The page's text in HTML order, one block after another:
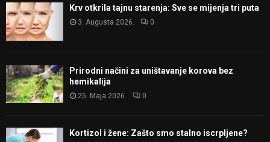
Krv otkrila tajnu starenja: Sve se mijenja tri puta
3. Augusta 2026. 0
Prirodni načini za uništavanje korova bez
hemikalija
25. Maja 2026. 0
Kortizol i žene: Zašto smo stalno iscrpljene?